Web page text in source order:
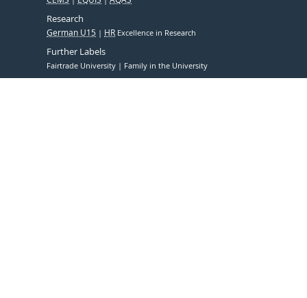
Research
German U15 HR Excellence in Research
Further Labels
Fairtrade University Family in the University